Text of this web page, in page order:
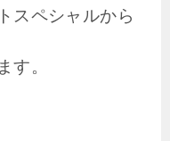
スペシャルから
す。